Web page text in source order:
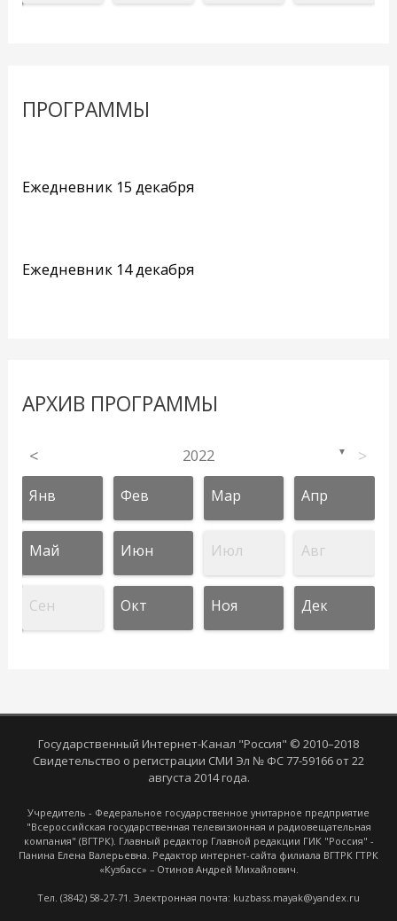
ПРОГРАММЫ
Ежедневник 15 декабря
Ежедневник 14 декабря
АРХИВ ПРОГРАММЫ
< 2022 ▼ >
Янв Фев Мар Апр
Май Июн Июл Авг
Сен Окт Ноя Дек
Государственный Интернет-Канал "Россия" © 2010–2018
Свидетельство о регистрации СМИ Эл № ФС 77-59166 от 22
августа 2014 года.
Учредитель - Федеральное государственное унитарное предприятие
"Всероссийская государственная телевизионная и радиовещательная
компания" (ВГТРК). Главный редактор Главной редакции ГИК "Россия" -
Панина Елена Валерьевна. Редактор интернет-сайта филиала ВГТРК ГТРК
«Кузбасс» – Отинов Андрей Михайлович.
Тел. (3842) 58-27-71. Электронная почта: kuzbass.mayak@yandex.ru